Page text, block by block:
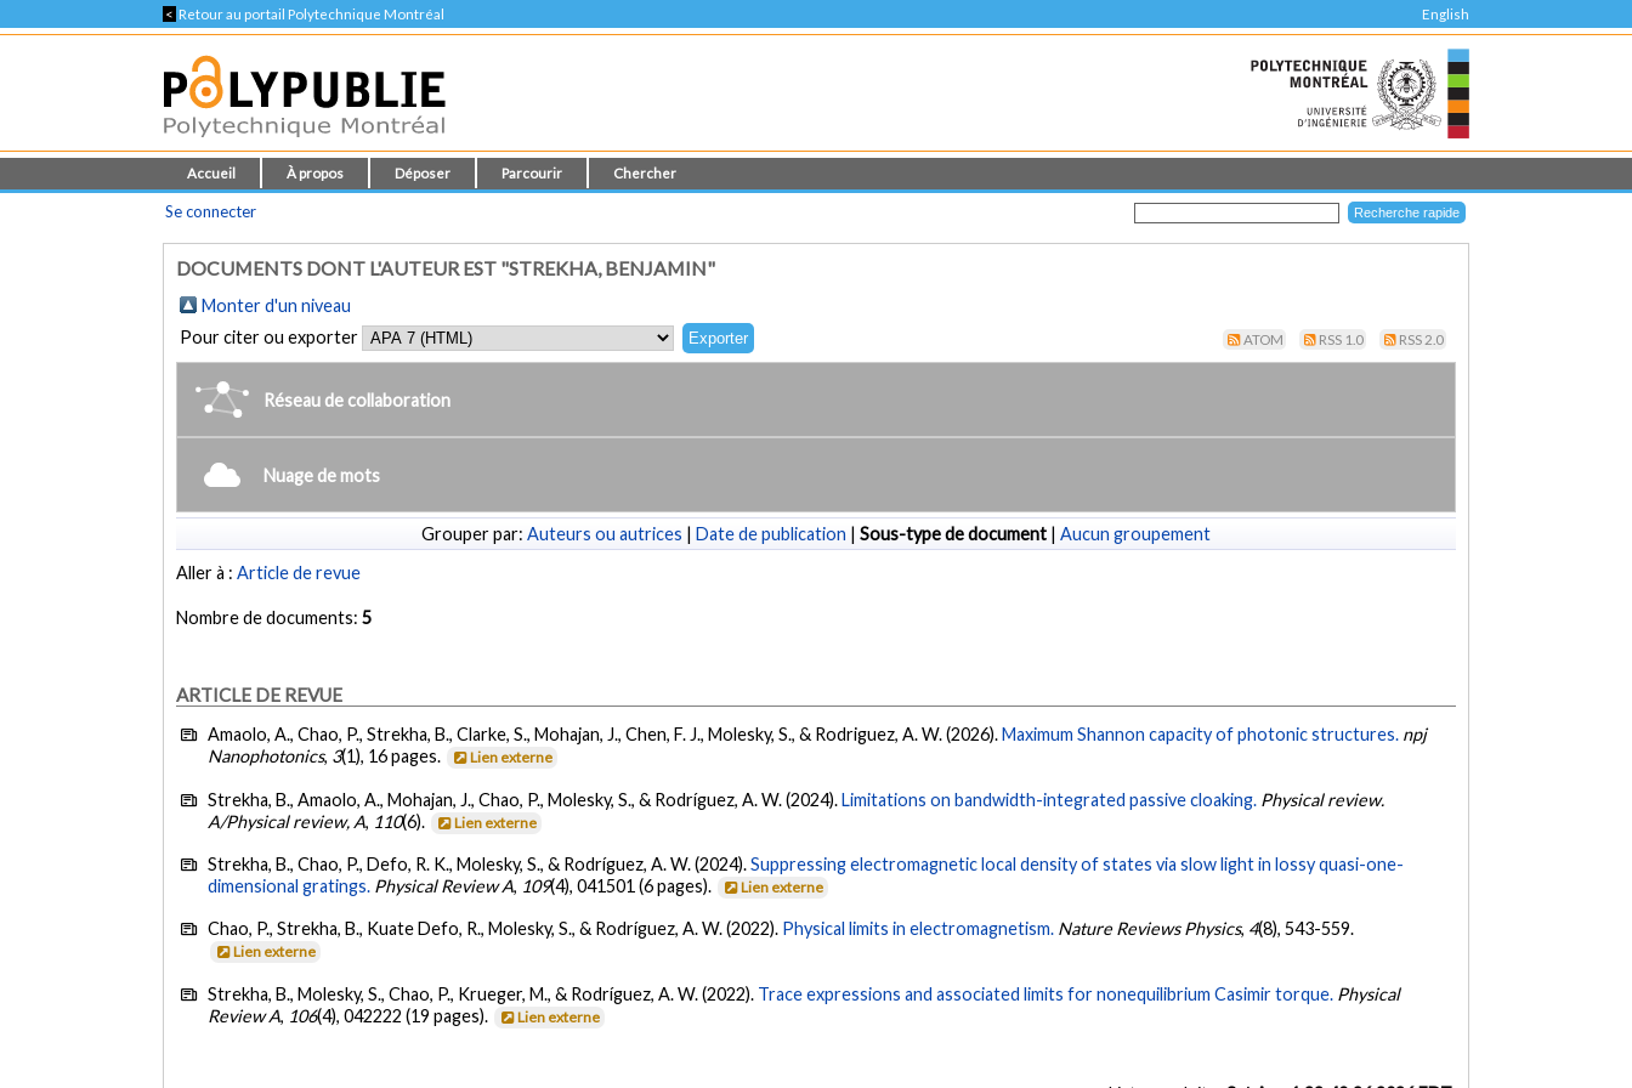
< Retour au portail Polytechnique Montréal English
Accueil À propos Déposer Parcourir Chercher
Se connecter
DOCUMENTS DONT L'AUTEUR EST "STREKHA, BENJAMIN"
Monter d'un niveau
Pour citer ou exporter
ATOM RSS 1.0 RSS 2.0
Réseau de collaboration
Nuage de mots
Grouper par: Auteurs ou autrices | Date de publication | Sous-type de document | Aucun groupement
Aller à :Article de revue
Nombre de documents:5
ARTICLE DE REVUE
Amaolo, A., Chao, P., Strekha, B., Clarke, S., Mohajan, J., Chen, F. J., Molesky, S., & Rodriguez, A. W. (2026).Maximum Shannon capacity of photonic structures. npj
Nanophotonics, 3(1), 16 pages. Lien externe
Strekha, B., Amaolo, A., Mohajan, J., Chao, P., Molesky, S., & Rodríguez, A. W. (2024).Limitations on bandwidth-integrated passive cloaking. Physical review.
A/Physical review, A, 110(6). Lien externe
Strekha, B., Chao, P., Defo, R. K., Molesky, S., & Rodríguez, A. W. (2024).Suppressing electromagnetic local density of states via slow light in lossy quasi-one-
dimensional gratings. Physical Review A, 109(4), 041501 (6 pages). Lien externe
Chao, P., Strekha, B., Kuate Defo, R., Molesky, S., & Rodríguez, A. W. (2022). Physical limits in electromagnetism. Nature Reviews Physics, 4(8), 543-559.
Lien externe
Strekha, B., Molesky, S., Chao, P., Krueger, M., & Rodríguez, A. W. (2022). Trace expressions and associated limits for nonequilibrium Casimir torque. Physical
Review A, 106(4), 042222 (19 pages). Lien externe